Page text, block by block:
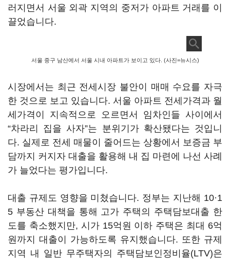
러지면서 서울 외곽 지역의 중저가 아파트 거래를 이
끌었습니다.
서울 중구 남산에서 서울 시내 아파트가 보이고 있다. (사진=뉴시스)
시장에서는 최근 전세시장 불안이 매매 수요를 자극
한 것으로 보고 있습니다. 서울 아파트 전세가격과 월
세가격이 지속적으로 오르면서 임차인들 사이에서
“차라리 집을 사자”는 분위기가 확산됐다는 것입니
다. 실제로 전세 매물이 줄어드는 상황에서 보증금 부
담까지 커지자 대출을 활용해 내 집 마련에 나선 사례
가 늘었다는 평가입니다.
대출 규제도 영향을 미쳤습니다. 정부는 지난해 10·1
5 부동산 대책을 통해 고가 주택의 주택담보대출 한
도를 축소했지만, 시가 15억원 이하 주택은 최대 6억
원까지 대출이 가능하도록 유지했습니다. 또한 규제
지역 내 일반 무주택자의 주택담보인정비율(LTV)은